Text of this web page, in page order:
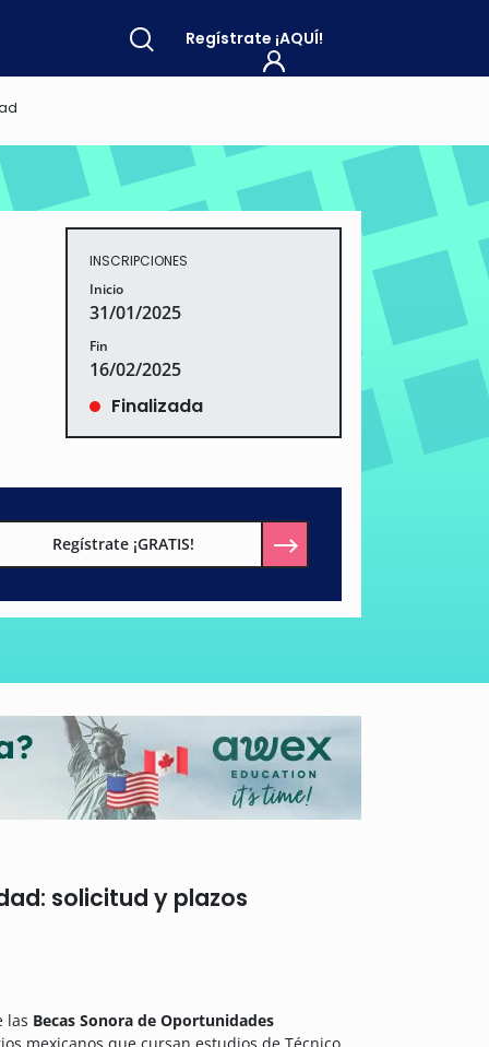
Regístrate ¡AQUÍ!
INSCRIPCIONES
Inicio
31/01/2025
Fin
16/02/2025
Finalizada
Regístrate ¡GRATIS!
solicitud y plazos
las Becas Sonora de Oportunidades
mexicanos que cursan estudios de Técnico